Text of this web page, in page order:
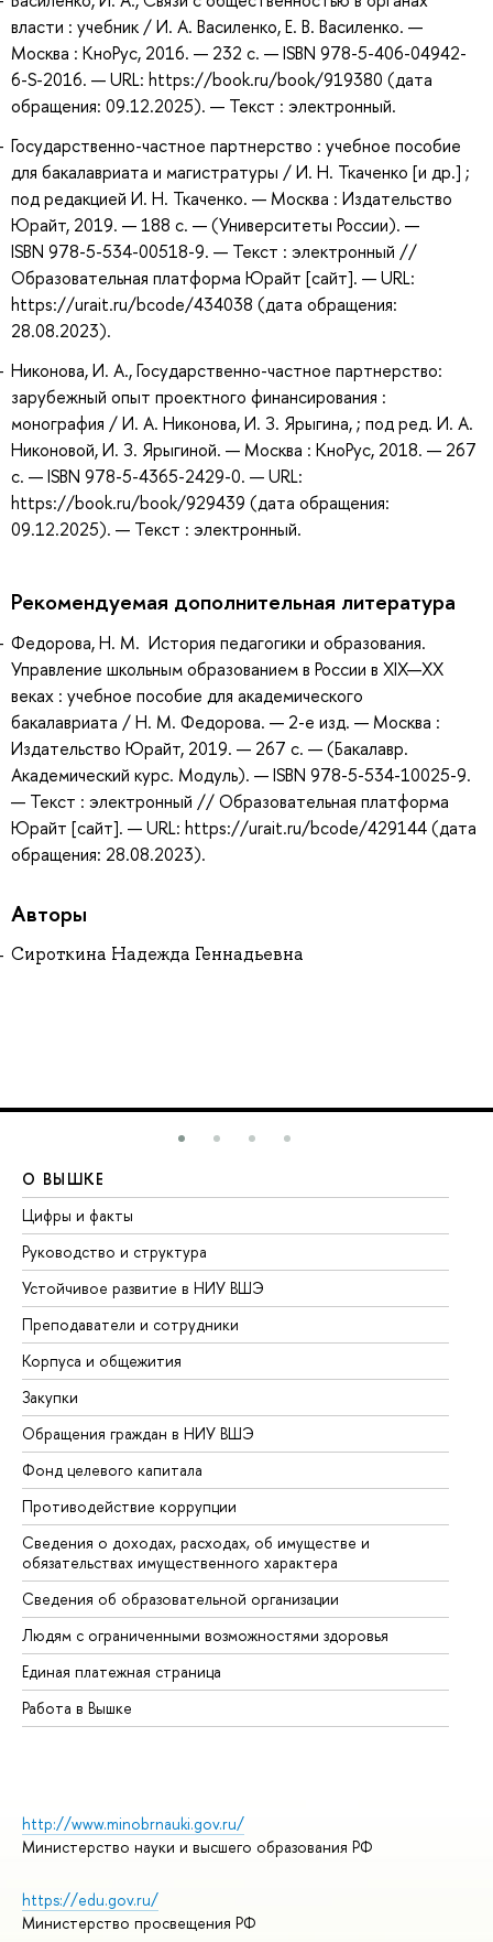
власти : учебник / И. А. Василенко, Е. В. Василенко. —
Москва : КноРус, 2016. — 232 с. — ISBN 978-5-406-04942-
6-S-2016. — URL: https://book.ru/book/919380 (дата
обращения: 09.12.2025). — Текст : электронный.
Государственно-частное партнерство : учебное пособие
для бакалавриата и магистратуры / И. Н. Ткаченко [и др.] ;
под редакцией И. Н. Ткаченко. — Москва : Издательство
Юрайт, 2019. — 188 с. — (Университеты России). —
ISBN 978-5-534-00518-9. — Текст : электронный //
Образовательная платформа Юрайт [сайт]. — URL:
https://urait.ru/bcode/434038 (дата обращения:
28.08.2023).
Никонова, И. А., Государственно-частное партнерство:
зарубежный опыт проектного финансирования :
монография / И. А. Никонова, И. З. Ярыгина, ; под ред. И. А.
Никоновой, И. З. Ярыгиной. — Москва : КноРус, 2018. — 267
с. — ISBN 978-5-4365-2429-0. — URL:
https://book.ru/book/929439 (дата обращения:
09.12.2025). — Текст : электронный.
Рекомендуемая дополнительная литература
Федорова, Н. М. История педагогики и образования.
Управление школьным образованием в России в ХIХ—ХХ
веках : учебное пособие для академического
бакалавриата / Н. М. Федорова. — 2-е изд. — Москва :
Издательство Юрайт, 2019. — 267 с. — (Бакалавр.
Академический курс. Модуль). — ISBN 978-5-534-10025-9.
— Текст : электронный // Образовательная платформа
Юрайт [сайт]. — URL: https://urait.ru/bcode/429144 (дата
обращения: 28.08.2023).
Авторы
Сироткина Надежда Геннадьевна
О ВЫШКЕ
Цифры и факты
Руководство и структура
Устойчивое развитие в НИУ ВШЭ
Преподаватели и сотрудники
Корпуса и общежития
Закупки
Обращения граждан в НИУ ВШЭ
Фонд целевого капитала
Противодействие коррупции
Сведения о доходах, расходах, об имуществе и
обязательствах имущественного характера
Сведения об образовательной организации
Людям с ограниченными возможностями здоровья
Единая платежная страница
Работа в Вышке
http://www.minobrnauki.gov.ru/
Министерство науки и высшего образования РФ
https://edu.gov.ru/
Министерство просвещения РФ